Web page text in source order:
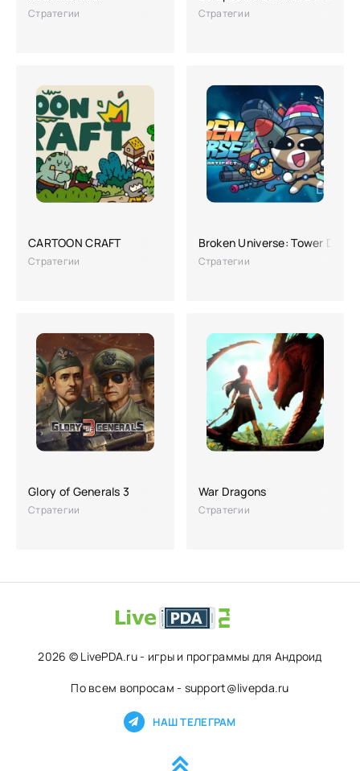
Стратегии Стратегии
CARTOON CRAFT
Стратегии
Broken Universe: Tower
Стратегии
Glory of Generals 3
Стратегии
War Dragons
Стратегии
2026 © LivePDA.ru - игры и программы для Андроид
По всем вопросам - support@livepda.ru
НАШ ТЕЛЕГРАМ